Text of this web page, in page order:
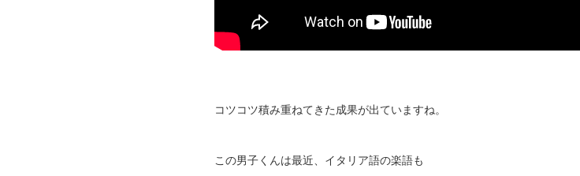
コツコツ積み重ねてきた成果が出ていますね。
この男子くんは最近、イタリア語の楽語も